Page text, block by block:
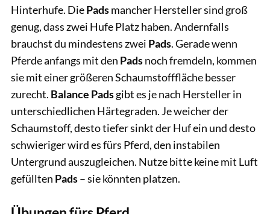
Hinterhufe. DiePadsmancher Hersteller sind groß
genug, dass zwei Hufe Platz haben. Andernfalls
brauchst du mindestens zwei Pads. Gerade wenn
Pferde anfangs mit den Padsnoch fremdeln, kommen
sie mit einer größeren Schaumstofffläche besser
zurecht. Balance Padsgibt es je nach Hersteller in
unterschiedlichen Härtegraden. Je weicher der
Schaumstoff, desto tiefer sinkt der Huf ein und desto
schwieriger wird es fürs Pferd, den instabilen
Untergrund auszugleichen. Nutze bitte keine mit Luft
gefüllten Pads– sie könnten platzen.